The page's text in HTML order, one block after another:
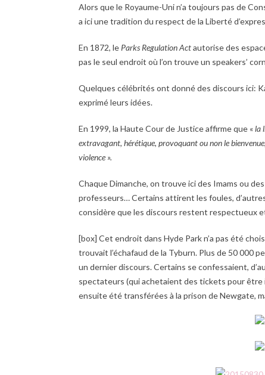
Alors que le Royaume-Uni n’a toujours pas de
a ici une tradition du respect de la Liberté
En 1872, le Parks Regulation Actautorise des
pas le seul endroit où l’on trouve un speakers’
Quelques célébrités ont donné des discours ici:
exprimé leurs idées.
En 1999, la Haute Cour de Justice affirme que «la
extravagant, hérétique, provoquant ou non le
violence ».
Chaque Dimanche, on trouve ici des Imams ou
professeurs… Certains attirent les foules,
considère que les discours restent respectueux
[box] Cet endroit dans Hyde Park n’a pas été
trouvait l’échafaud de la Tyburn. Plus de 50 000
un dernier discours. Certains se confessaient,
spectateurs (qui achetaient des tickets pour être
ensuite été transférées à la prison de Newgate,